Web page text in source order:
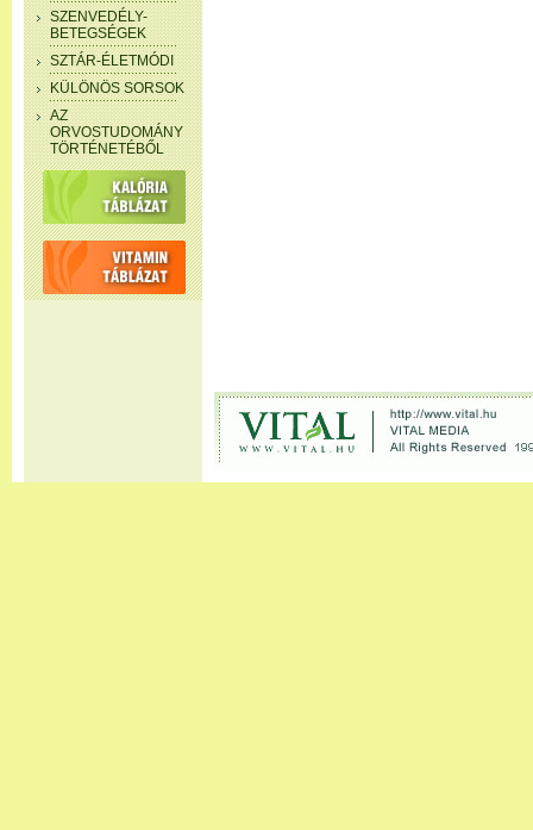
SZENVEDÉLY-
BETEGSÉGEK
SZTÁR-ÉLETMÓDI
KÜLÖNÖS SORSOK
AZ
ORVOSTUDOMÁNY
TÖRTÉNETÉBŐL